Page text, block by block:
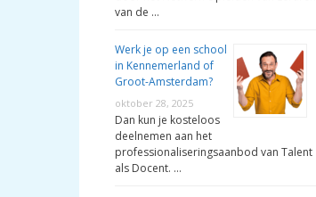
van de …
Werk je op een school
in Kennemerland of
Groot-Amsterdam?
oktober 28, 2025
Dan kun je kosteloos
deelnemen aan het
professionaliseringsaanbod van Talent
als Docent. …